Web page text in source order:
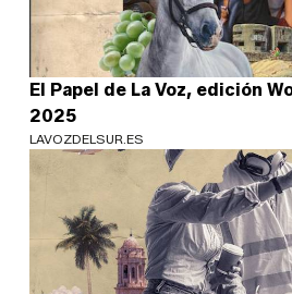
El Papel de La Voz, edición
2025
LAVOZDELSUR.ES